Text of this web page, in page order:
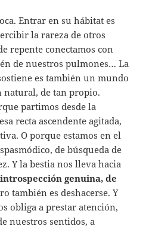
Entrar en su hábitat es
la rareza de otros
repente conectamos con
de nuestros pulmones… La
es también un mundo
natural, de tan propio.
partimos desde la
recta ascendente agitada,
O porque estamos en el
de búsqueda de
Y la bestia nos lleva hacia
genuina, de
también es deshacerse. Y
obliga a prestar atención,
nuestros sentidos, a